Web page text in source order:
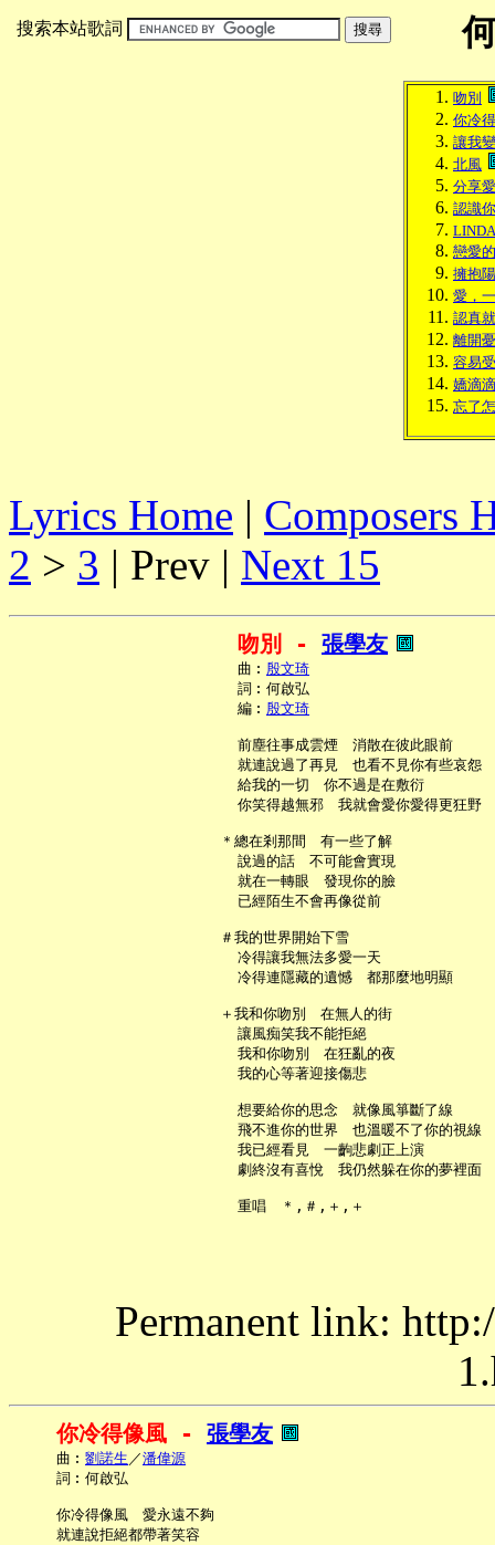
搜索本站歌詞
吻別
你冷
讓我
北風
分享愛
認識
LINDA
戀愛
擁抱
愛，
認真
離開
容易
嬌滴滴
忘了
Lyrics Home | Composers
2 > 3 | Prev | Next 15
吻別 - 張學友
     曲︰
殷文琦
     詞︰何啟弘
     編︰
殷文琦
     前塵往事成雲煙　消散在彼此眼前
     就連說過了再見　也看不見你有些哀怨
     給我的一切　你不過是在敷衍
     你笑得越無邪　我就會愛你愛得更狂野
   ＊總在剎那間　有一些了解
     說過的話　不可能會實現
     就在一轉眼　發現你的臉
     已經陌生不會再像從前
   ＃我的世界開始下雪
     冷得讓我無法多愛一天
     冷得連隱藏的遺憾　都那麼地明顯
   ＋我和你吻別　在無人的街
     讓風痴笑我不能拒絕
     我和你吻別　在狂亂的夜
     我的心等著迎接傷悲
     想要給你的思念　就像風箏斷了線
     飛不進你的世界　也溫暖不了你的視線
     我已經看見　一齣悲劇正上演
     劇終沒有喜悅　我仍然躲在你的夢裡面
Permanent link:
你冷得像風 - 張學友
     曲︰
劉諾生 ／潘偉源
     詞︰何啟弘
     你冷得像風　愛永遠不夠
     就連說拒絕都帶著笑容